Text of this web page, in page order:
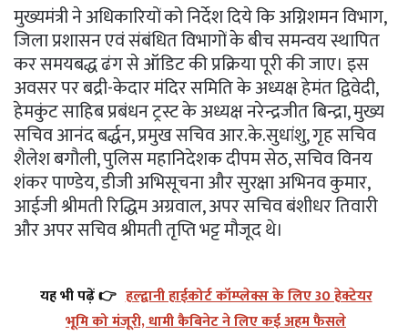
मुख्यमंत्री ने अधिकारियों को निर्देश दिये कि अग्निशमन विभाग,
जिला प्रशासन एवं संबंधित विभागों के बीच समन्वय स्थापित
कर समयबद्ध ढंग से ऑडिट की प्रक्रिया पूरी की जाए। इस
अवसर पर बद्री-केदार मंदिर समिति के अध्यक्ष हेमंत द्विवेदी,
हेमकुंट साहिब प्रबंधन ट्रस्ट के अध्यक्ष नरेन्द्रजीत बिन्द्रा, मुख्य
सचिव आनंद बर्द्धन, प्रमुख सचिव आर.के.सुधांशु, गृह सचिव
शैलेश बगौली, पुलिस महानिदेशक दीपम सेठ, सचिव विनय
शंकर पाण्डेय, डीजी अभिसूचना और सुरक्षा अभिनव कुमार,
आईजी श्रीमती रिद्धिम अग्रवाल, अपर सचिव बंशीधर तिवारी
और अपर सचिव श्रीमती तृप्ति भट्ट मौजूद थे।
यह भी पढ़ें 👉 हल्द्वानी हाईकोर्ट कॉम्प्लेक्स के लिए 30 हेक्टेयर
भूमि को मंजूरी, धामी कैबिनेट ने लिए कई अहम फैसले